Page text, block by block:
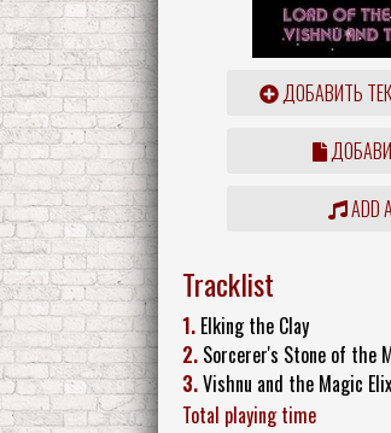
ДОБАВИТЬ
ADD
Tracklist
1. Elking the Clay
2. Sorcerer's Stone of the
3.Vishnu and the Magic
Total playing time